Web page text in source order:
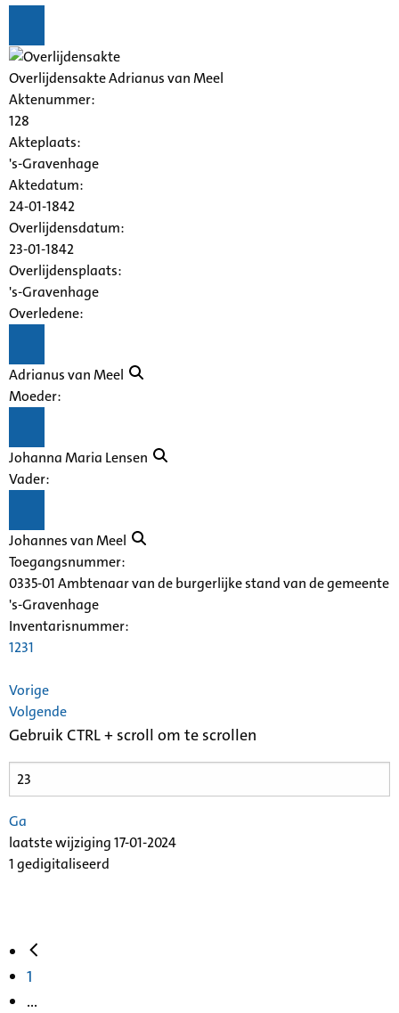
Overlijdensakte Adrianus van Meel
Aktenummer:
128
Akteplaats:
's-Gravenhage
Aktedatum:
24-01-1842
Overlijdensdatum:
23-01-1842
Overlijdensplaats:
's-Gravenhage
Overledene:
Adrianus van Meel
Moeder:
Johanna Maria Lensen
Vader:
Johannes van Meel
Toegangsnummer:
0335-01 Ambtenaar van de burgerlijke stand van de gemeente
's-Gravenhage
Inventarisnummer:
1231
Vorige
Volgende
Gebruik CTRL + scroll om te scrollen
Ga
laatste wijziging 17-01-2024
1 gedigitaliseerd
1
...